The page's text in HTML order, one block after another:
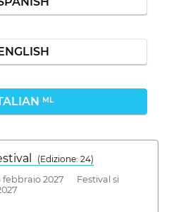
ML
( Edizione: 24)
febbraio 2027 Festival si